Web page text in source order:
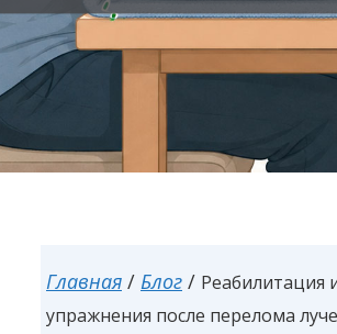
Главная / Блог / Реабилитация
упражнения после перелома